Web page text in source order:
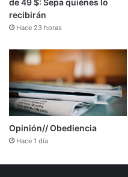
de 49 $: Sepa quiénes lo
recibirán
Hace 23 horas
Opinión// Obediencia
Hace 1 día